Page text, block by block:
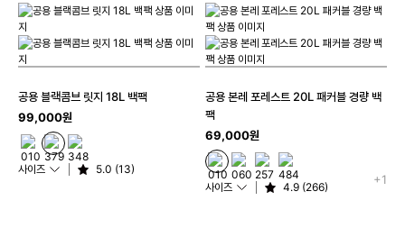
공용 블랙콤브 릿지 18L 백팩
99,000원
사이즈 5.0 (13)
공용 본레 포레스트 20L 패커블 경량 백
팩
69,000원
+1
사이즈 4.9 (266)